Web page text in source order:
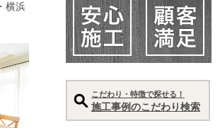
横浜
こだわり・特徴で探せる！
施工事例のこだわり検索